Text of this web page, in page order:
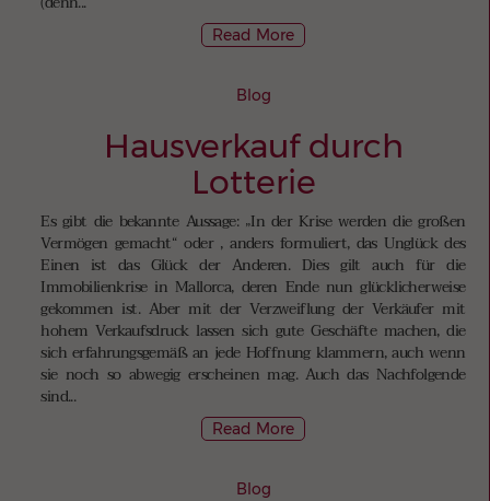
Read More
Blog
Hausverkauf durch
Lotterie
Es gibt die bekannte Aussage: „In der Krise werden die großen
Vermögen gemacht“ oder , anders formuliert, das Unglück des
Einen ist das Glück der Anderen. Dies gilt auch für die
Immobilienkrise in Mallorca, deren Ende nun glücklicherweise
gekommen ist. Aber mit der Verzweiflung der Verkäufer mit
hohem Verkaufsdruck lassen sich gute Geschäfte machen, die
sich erfahrungsgemäß an jede Hoffnung klammern, auch wenn
sie noch so abwegig erscheinen mag. Auch das Nachfolgende
sind...
Read More
Blog